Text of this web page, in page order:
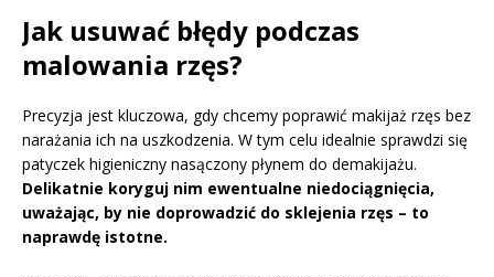
Jak usuwać błędy podczas
malowania rzęs?
Precyzja jest kluczowa, gdy chcemy poprawić makijaż rzęs bez
narażania ich na uszkodzenia. W tym celu idealnie sprawdzi się
patyczek higieniczny nasączony płynem do demakijażu.
Delikatnie koryguj nim ewentualne niedociągnięcia,
uważając, by nie doprowadzić do sklejenia rzęs – to
naprawdę istotne.